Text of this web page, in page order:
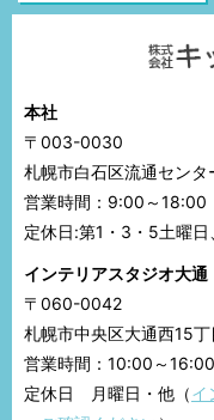
本社
〒003-0030
札幌市白石区流通センタ
営業時間：9:00～18:00
定休日:第1・3・5土曜日
インテリアスタジオ大通
〒060-0042
札幌市中央区大通西15
営業時間：10:00～16:00
定休日 月曜日・他（イ